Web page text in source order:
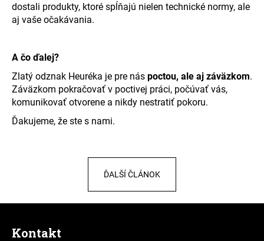
dostali produkty, ktoré spĺňajú nielen technické normy, ale
aj vaše očakávania.
A čo ďalej?
Zlatý odznak Heuréka je pre nás poctou, ale aj záväzkom.
Záväzkom pokračovať v poctivej práci, počúvať vás,
komunikovať otvorene a nikdy nestratiť pokoru.
Ďakujeme, že ste s nami.
ĎALŠÍ ČLÁNOK
Kontakt